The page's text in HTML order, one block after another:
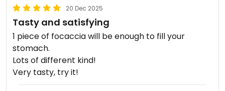
20 Dec 2025
Tasty and satisfying
1 piece of focaccia will be enough to fill your
stomach.
Lots of different kind!
Very tasty, try it!